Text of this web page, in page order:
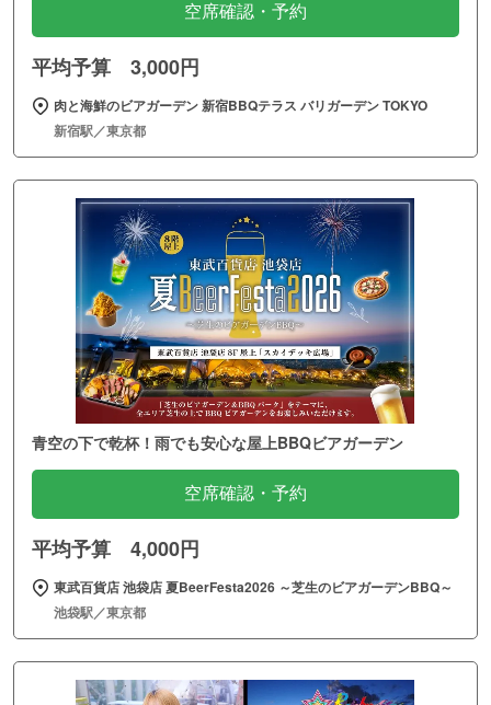
空席確認・予約
平均予算 3,000円
肉と海鮮のビアガーデン 新宿BBQテラス バリガーデン TOKYO
新宿駅／東京都
青空の下で乾杯！雨でも安心な屋上BBQビアガーデン
空席確認・予約
平均予算 4,000円
東武百貨店 池袋店 夏BeerFesta2026 ～芝生のビアガーデンBBQ～
池袋駅／東京都